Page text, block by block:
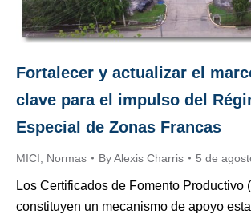
Fortalecer y actualizar el
clave para el impulso del
Especial de Zonas Francas
MICI Normas ByAlexis Charris 5 de
Los Certificados de Fomento Productivo
constituyen un mecanismo de apoyo